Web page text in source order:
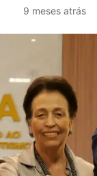
9 meses atrás